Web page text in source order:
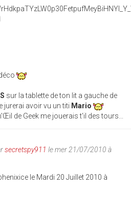
sur la tablette de ton lit a gauche de
jurerai avoir vu un titi Mario
de Geek me jouerais t'il des tours...
secretspy911 le mer 21/07/2010 à
le Mardi 20 Juillet 2010 à